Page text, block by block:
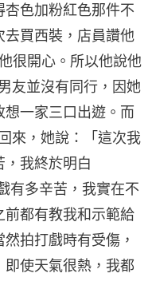
色加粉紅色那件不
去買西裝，店員讚他
很開心。所以他說他
友並沒有同行，因她
一家三口出遊。而
來，她說：「這次我
我終於明白
有多辛苦，我實在不
都有教我和示範給
拍打戲時有受傷，
即使天氣很熱，我都